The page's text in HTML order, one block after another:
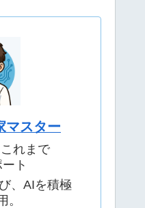
マスター
れまで
ト
、AIを積極
。